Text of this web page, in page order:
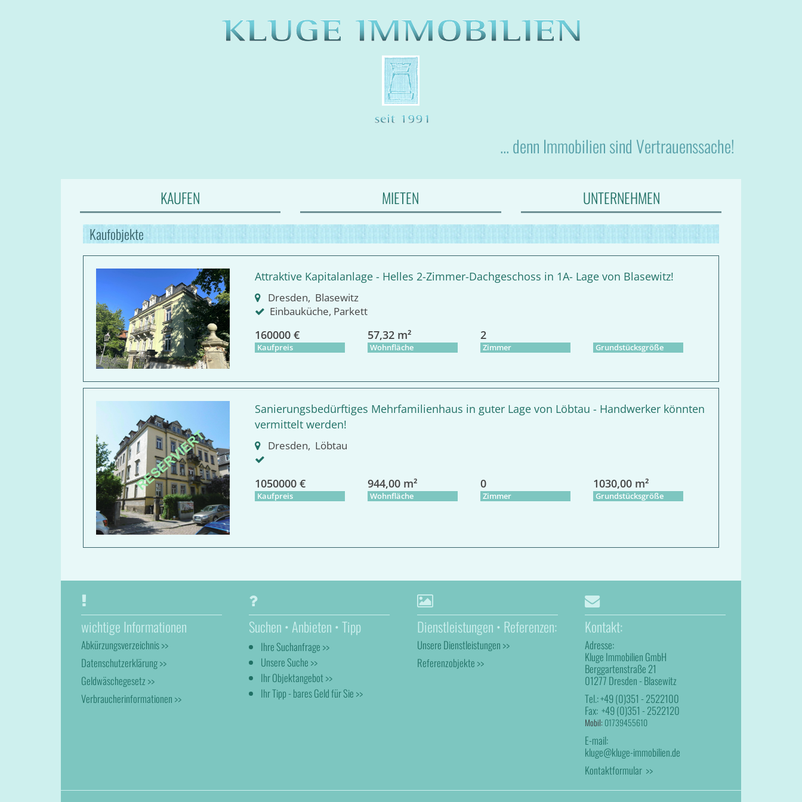
... denn Immobilien sind Vertrauenssache!
KAUFEN MIETEN UNTERNEHMEN
Kaufobjekte
Attraktive Kapitalanlage - Helles 2-Zimmer-Dachgeschoss in 1A- Lage von Blasewitz!
Dresden, Blasewitz
Einbauküche, Parkett
160000 €
Kaufpreis
57,32 m²
Wohnfläche
2
Zimmer Grundstücksgröße
Sanierungsbedürftiges Mehrfamilienhaus in guter Lage von Löbtau - Handwerker könnten
vermittelt werden!
Dresden, Löbtau
1050000 €
Kaufpreis
944,00 m²
Wohnfläche
0
Zimmer
1030,00 m²
Grundstücksgröße
wichtige Informationen
Abkürzungsverzeichnis >>
Datenschutzerklärung >>
Geldwäschegesetz >>
Verbraucherinformationen >>
Suchen • Anbieten • Tipp
Ihre Suchanfrage >>
Unsere Suche >>
Ihr Objektangebot >>
Ihr Tipp - bares Geld für Sie >>
Dienstleistungen • Referenzen:
Unsere Dienstleistungen >>
Referenzobjekte >>
Kontakt:
Adresse:
Kluge Immobilien GmbH
Berggartenstraße 21
01277 Dresden - Blasewitz
Tel.:+49 (0)351 - 2522100
Fax:+49 (0)351 - 2522120
Mobil: 01739455610
E-mail:
kluge@kluge-immobilien.de
Kontaktformular >>